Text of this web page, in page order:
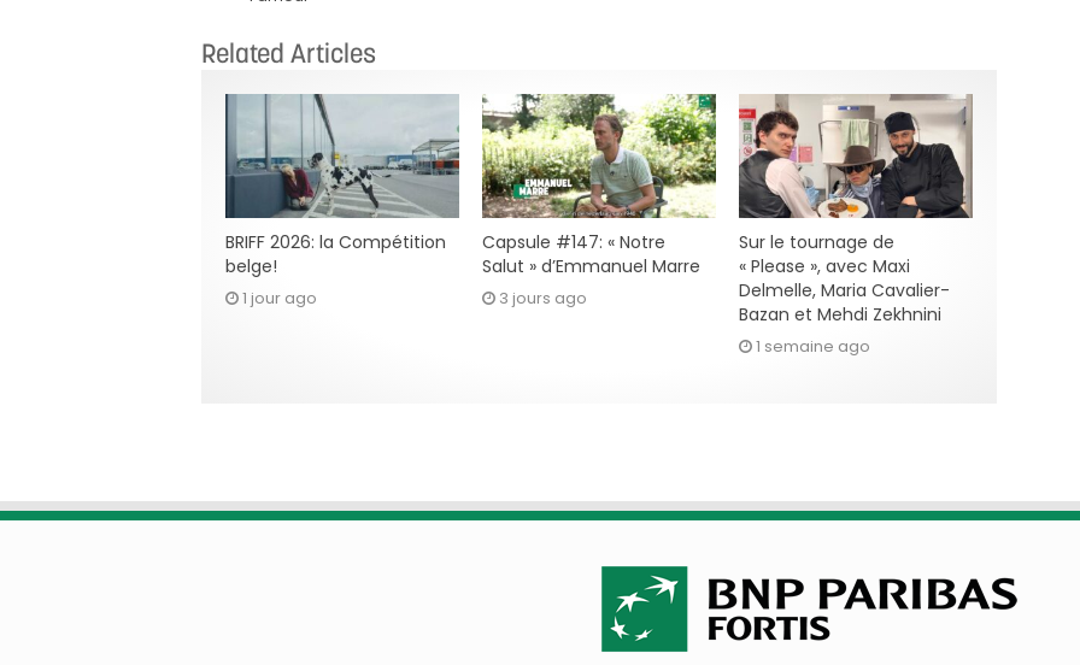
Related Articles
BRIFF 2026: la Compétition
belge!
1 jour ago
Capsule #147: « Notre
Salut » d’Emmanuel Marre
3 jours ago
Sur le tournage de
« Please », avec Maxi
Delmelle, Maria Cavalier-
Bazan et Mehdi Zekhnini
1 semaine ago